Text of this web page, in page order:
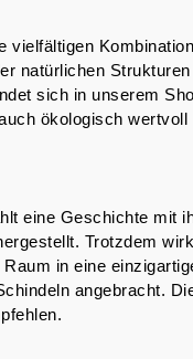
natürlichen
sich in unserem
ökologisch
eine Geschichte mit
Trotzdem
in eine
angebracht.